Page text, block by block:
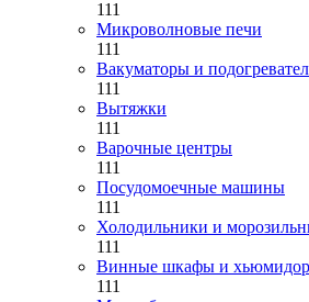
111
Микроволновые печи
111
Вакуматоры и
111
Вытяжки
111
Варочные центры
111
Посудомоечные машины
111
Холодильники и
111
Винные шкафы и
111